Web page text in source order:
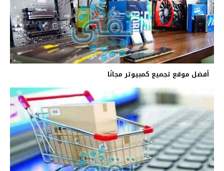
أفضل موقع تجميع كمبيوتر مجانًا